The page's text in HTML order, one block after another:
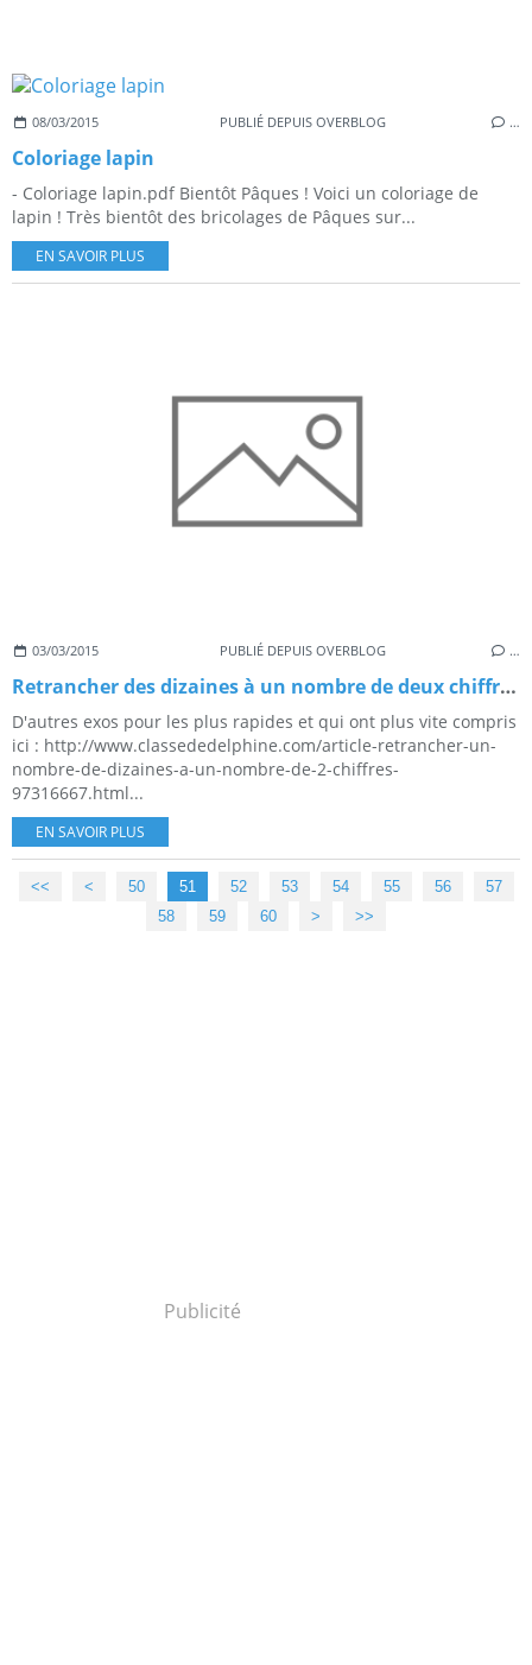
08/03/2015 PUBLIÉ DEPUIS OVERBLOG …
Coloriage lapin
- Coloriage lapin.pdf Bientôt Pâques ! Voici un coloriage de
lapin ! Très bientôt des bricolages de Pâques sur...
EN SAVOIR PLUS
03/03/2015 PUBLIÉ DEPUIS OVERBLOG …
Retrancher des dizaines à un nombre de deux chiffres.
D'autres exos pour les plus rapides et qui ont plus vite compris
ici : http://www.classededelphine.com/article-retrancher-un-
nombre-de-dizaines-a-un-nombre-de-2-chiffres-
97316667.html...
EN SAVOIR PLUS
<< < 10
20
30
40
50 51 52 53 54 55 56
57
58
59 60 70
80
90
100
> >>
Publicité